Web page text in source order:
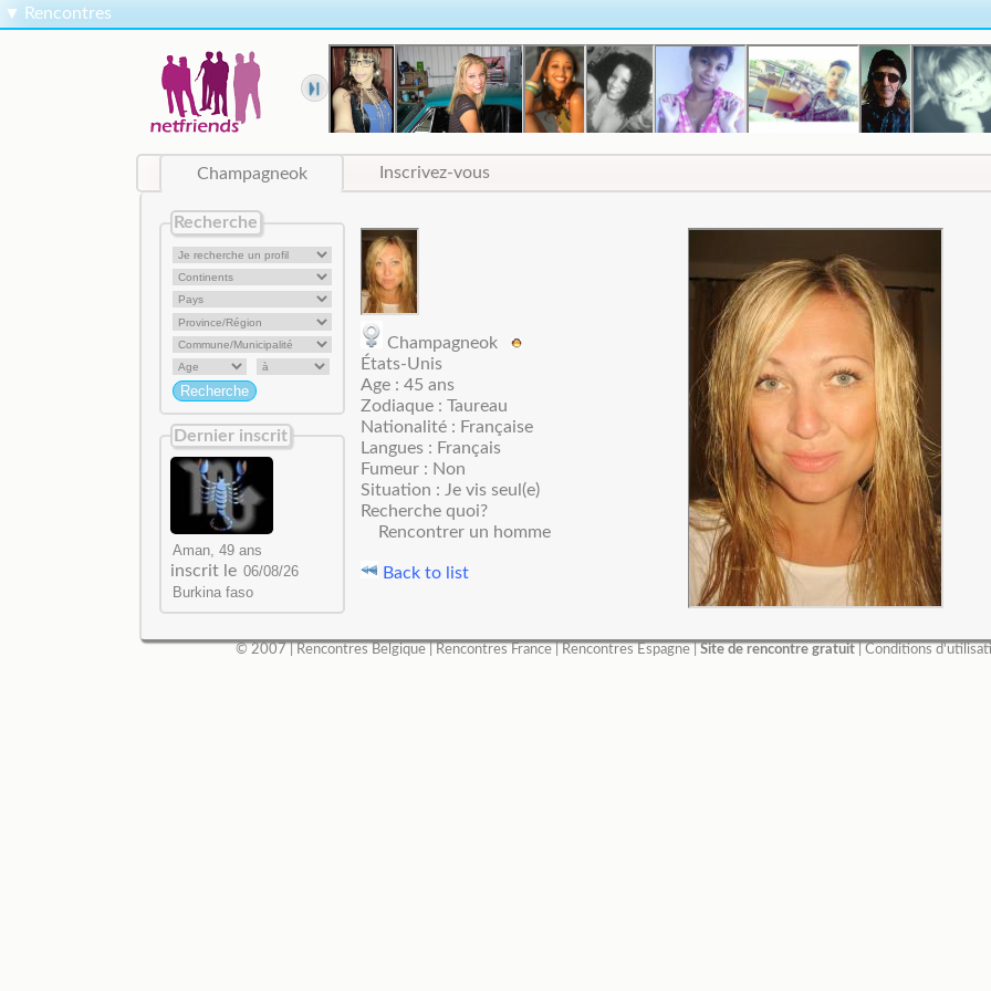
▼ Rencontres
Champagneok Inscrivez-vous
Recherche
Dernier inscrit
inscrit le
Champagneok
États-Unis
Age : 45 ans
Zodiaque : Taureau
Nationalité : Française
Langues : Français
Fumeur : Non
Situation : Je vis seul(e)
Recherche quoi?
Rencontrer un homme
Back to list
© 2007 | Rencontres Belgique| Rencontres France| Rencontres Espagne| Site de rencontre gratuit| Conditions